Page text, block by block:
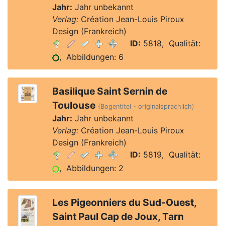
Jahr: Jahr unbekannt
Verlag:Création Jean-Louis Piroux
Design (Frankreich)
ID: 5818, Qualität:
, Abbildungen: 6
Basilique Saint Sernin de
Toulouse (Bogentitel - originalsprachlich)
Jahr: Jahr unbekannt
Verlag:Création Jean-Louis Piroux
Design (Frankreich)
ID: 5819, Qualität:
, Abbildungen: 2
Les Pigeonniers du Sud-Ouest,
Saint Paul Cap de Joux, Tarn